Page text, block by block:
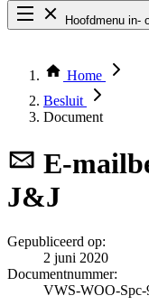
Hoofdmenu in-
Thema COVID-19
Bekijk per
Home
Besluit
Document
E-
J&J
Gepubliceerd op:
2 juni 2020
Documentnummer:
VWS-WOO-Spc-